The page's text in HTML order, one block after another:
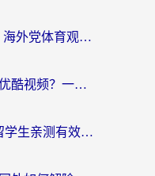
在香港怎么看cba直播的？海外党体育观赛终极指南：告别版权限制，畅享中文解说
海外党别愁！国外怎么看优酷视频？一招解决追剧、看直播难题
海外可以看b站吗手机？留学生亲测有效的回国加速指南